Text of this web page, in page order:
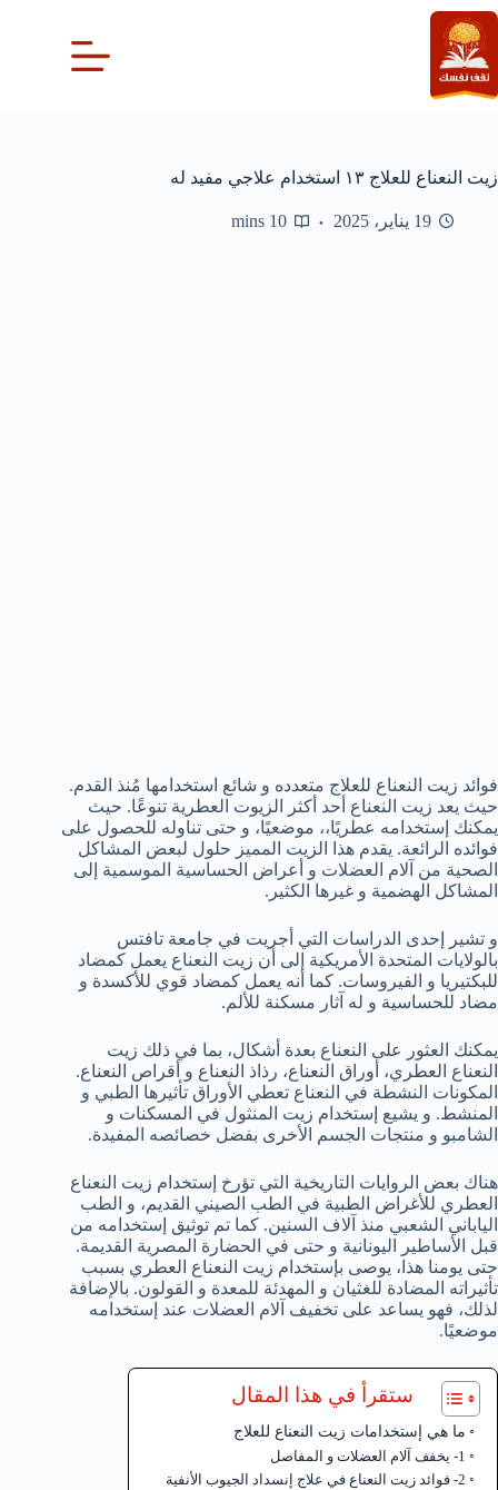
التجاوز
إلى
المحتوى
زيت النعناع للعلاج ١٣ استخدام علاجي مفيد له
19 يناير، 2025 10 mins
فوائد زيت النعناع للعلاج متعدده و شائع استخدامها مُنذ القدم.
حيث يعد زيت النعناع أحد أكثر الزيوت العطرية تنوعًا. حيث
يمكنك إستخدامه عطريًا،، موضعيًا، و حتى تناوله للحصول على
فوائده الرائعة. يقدم هذا الزيت المميز حلول لبعض المشاكل
الصحية من آلام العضلات و أعراض الحساسية الموسمية إلى
المشاكل الهضمية و غيرها الكثير.
و تشير إحدى الدراسات التي أجريت في جامعة تافتس
بالولايات المتحدة الأمريكية إلى أن زيت النعناع يعمل كمضاد
للبكتيريا و الفيروسات. كما أنه يعمل كمضاد قوي للأكسدة و
مضاد للحساسية و له آثار مسكنة للألم.
يمكنك العثور على النعناع بعدة أشكال، بما في ذلك زيت
النعناع العطري، أوراق النعناع، رذاذ النعناع و أقراص النعناع.
المكونات النشطة في النعناع تعطي الأوراق تأثيرها الطبي و
المنشط. و يشيع إستخدام زيت المنثول في المسكنات و
الشامبو و منتجات الجسم الأخرى بفضل خصائصه المفيدة.
هناك بعض الروايات التاريخية التي تؤرخ إستخدام زيت النعناع
العطري للأغراض الطبية في الطب الصيني القديم، و الطب
الياباني الشعبي منذ آلاف السنين. كما تم توثيق إستخدامه من
قبل الأساطير اليونانية و حتى في الحضارة المصرية القديمة.
حتى يومنا هذا، يوصى بإستخدام زيت النعناع العطري بسبب
تأثيراته المضادة للغثيان و المهدئة للمعدة و القولون. بالإضافة
لذلك، فهو يساعد على تخفيف آلام العضلات عند إستخدامه
موضعيًا.
ستقرأ في هذا المقال
ما هي إستخدامات زيت النعناع للعلاج
1- يخفف آلام العضلات و المفاصل
2- فوائد زيت النعناع في علاج إنسداد الجيوب الأنفية